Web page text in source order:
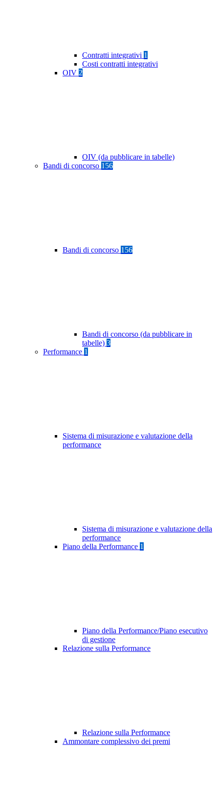
Contratti integrativi 1
Costi contratti integrativi
OIV 2
OIV (da pubblicare in tabelle)
Bandi di concorso 156
Bandi di concorso 156
Bandi di concorso (da pubblicare in
tabelle) 3
Performance 1
Sistema di misurazione e valutazione della
performance
Sistema di misurazione e valutazione della
performance
Piano della Performance 1
Piano della Performance/Piano esecutivo
di gestione
Relazione sulla Performance
Relazione sulla Performance
Ammontare complessivo dei premi